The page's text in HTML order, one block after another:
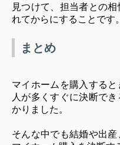
見つけて、担当者との
れてからにすることです。
まとめ
マイホームを購入する
人が多くすぐに決断で
かりました。
そんな中でも結婚や出